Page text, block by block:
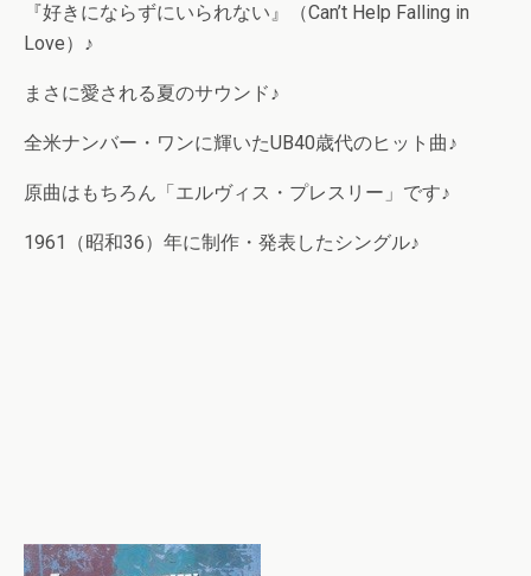
『好きにならずにいられない』（Can’t Help Falling in
Love）♪
まさに愛される夏のサウンド♪
全米ナンバー・ワンに輝いたUB40歳代のヒット曲♪
原曲はもちろん「エルヴィス・プレスリー」です♪
1961（昭和36）年に制作・発表したシングル♪